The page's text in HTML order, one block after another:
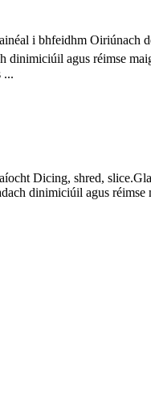
i bhfeidhm Oiriúnach
agus réimse
...
Dicing, shred,
dinimiciúil agus réimse